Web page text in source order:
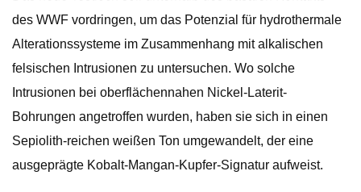
des WWF vordringen, um das Potenzial für hydrothermale
Alterationssysteme im Zusammenhang mit alkalischen
felsischen Intrusionen zu untersuchen. Wo solche
Intrusionen bei oberflächennahen Nickel-Laterit-
Bohrungen angetroffen wurden, haben sie sich in einen
Sepiolith-reichen weißen Ton umgewandelt, der eine
ausgeprägte Kobalt-Mangan-Kupfer-Signatur aufweist.